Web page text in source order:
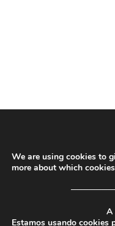
We are using cookies to
more about which
A
Estamos usando cookies